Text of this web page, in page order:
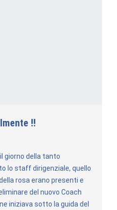
!!
giorno della tanto
lo staff dirigenziale, quello
rosa erano presenti e
del nuovo Coach
iniziava sotto la guida del